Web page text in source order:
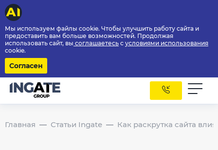
Мы используем файлы cookie. Чтобы улучшить работу сайта и
предоставить вам больше возможностей. Продолжая
использовать сайт, вы соглашаетесь с условиями использования
cookie.
Согласен
Главная Статьи Ingate Как раскрутка сайта